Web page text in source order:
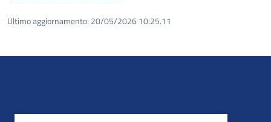
Ultimo aggiornamento: 20/05/2026 10:25.11